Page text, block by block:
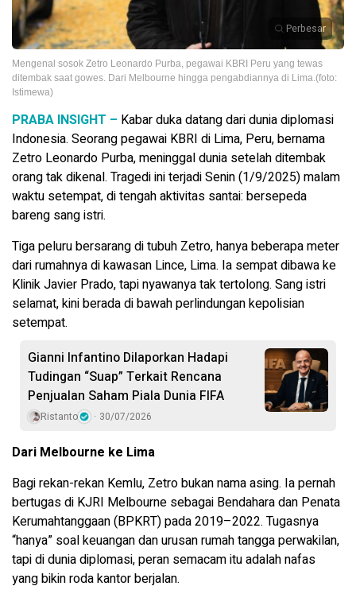
Perbesar
Mengenal sosok Zetro Leonardo Purba, pegawai KBRI Peru yang tewas
ditembak saat gowes. Dari Melbourne hingga pengabdiannya di Lima.(foto:
Istimewa)
PRABA INSIGHT – Kabar duka datang dari dunia diplomasi
Indonesia. Seorang pegawai KBRI di Lima, Peru, bernama
Zetro Leonardo Purba, meninggal dunia setelah ditembak
orang tak dikenal. Tragedi ini terjadi Senin (1/9/2025) malam
waktu setempat, di tengah aktivitas santai: bersepeda
bareng sang istri.
Tiga peluru bersarang di tubuh Zetro, hanya beberapa meter
dari rumahnya di kawasan Lince, Lima. Ia sempat dibawa ke
Klinik Javier Prado, tapi nyawanya tak tertolong. Sang istri
selamat, kini berada di bawah perlindungan kepolisian
setempat.
Gianni Infantino Dilaporkan Hadapi
Tudingan “Suap” Terkait Rencana
Penjualan Saham Piala Dunia FIFA
Ristanto 30/07/2026
Dari Melbourne ke Lima
Bagi rekan-rekan Kemlu, Zetro bukan nama asing. Ia pernah
bertugas di KJRI Melbourne sebagai Bendahara dan Penata
Kerumahtanggaan (BPKRT) pada 2019–2022. Tugasnya
“hanya” soal keuangan dan urusan rumah tangga perwakilan,
tapi di dunia diplomasi, peran semacam itu adalah nafas
yang bikin roda kantor berjalan.